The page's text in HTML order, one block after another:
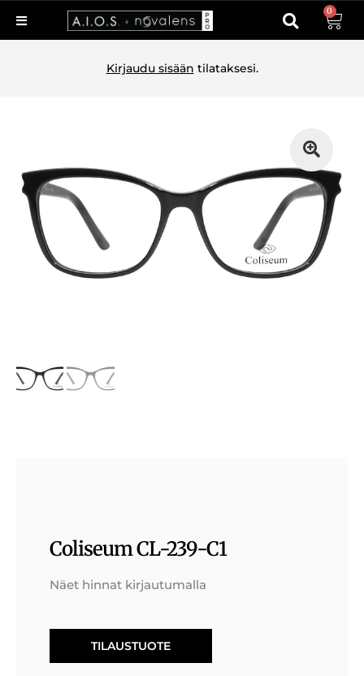
0
Kirjaudu sisään tilataksesi.
Coliseum CL-239-C1
Näet hinnat kirjautumalla
TILAUSTUOTE